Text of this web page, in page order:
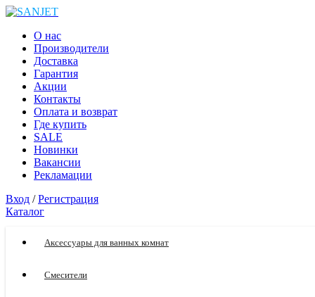
О нас
Производители
Доставка
Гарантия
Акции
Контакты
Оплата и возврат
Где купить
SALE
Новинки
Вакансии
Рекламации
Вход /Регистрация
Каталог
Аксессуары для ванных комнат
Смесители